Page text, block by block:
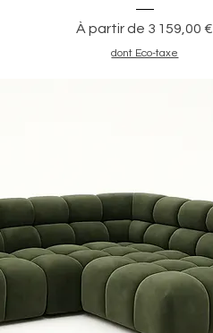
À partir de 3 159,00 €
Prix promotionnel
dont Eco-taxe